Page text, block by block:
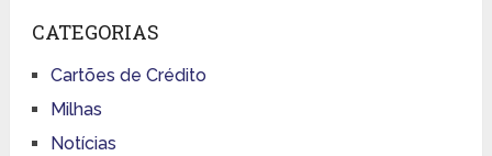
CATEGORIAS
Cartões de Crédito
Milhas
Notícias